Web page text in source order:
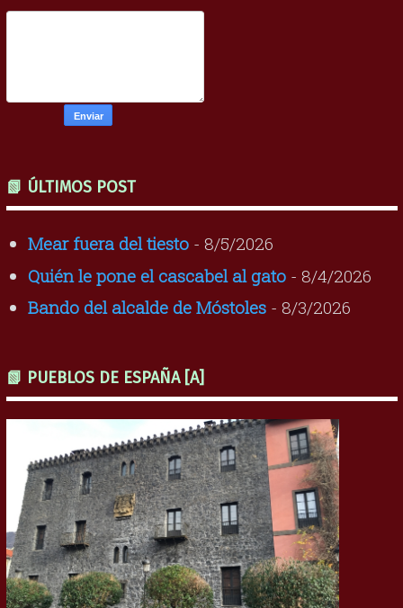
📗 ÚLTIMOS POST
Mear fuera del tiesto- 8/5/2026
Quién le pone el cascabel al gato- 8/4/2026
Bando del alcalde de Móstoles- 8/3/2026
📗 PUEBLOS DE ESPAÑA [A]